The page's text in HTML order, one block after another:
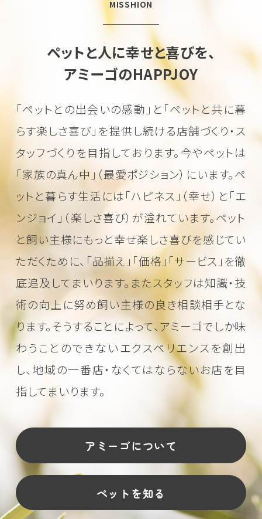
MISSHION
ペットと人に幸せと喜びを、
アミーゴのHAPPJOY
「ペットとの出会いの感動」と「ペットと共に暮
らす楽しさ喜び」を提供し続ける店舗づくり・ス
タッフづくりを目指しております。 今やペットは
「家族の真ん中」（最愛ポジション）にいます。ペ
ットと暮らす生活には「ハピネス」（幸せ）と「エ
ンジョイ」（楽しさ喜び）が溢れています。ペット
と飼い主様にもっと幸せ楽しさ喜びを感じてい
ただくために、 「品揃え」「価格」「サービス」を徹
底追及してまいります。またスタッフは知識・技
術の向上に努め飼い主様の良き相談相手とな
ります。そうすることによって、アミーゴでしか味
わうことのできないエクスペリエンスを創出
し、地域の一番店・なくてはならないお店を目
指してまいります。
アミーゴについて
ペットを知る